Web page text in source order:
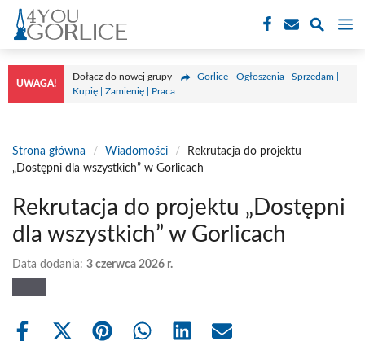
Przejdź
treści
UWAGA!
Dołącz do nowej grupy
Gorlice - Ogłoszenia | Sprzedam |
Kupię | Zamienię | Praca
Strona główna / Wiadomości /
Rekrutacja do projektu
„Dostępni dla wszystkich” w Gorlicach
Rekrutacja do projektu „Dostępni
dla wszystkich” w Gorlicach
Data dodania: 3 czerwca 2026 r.
Share
Share Share Share Share Share